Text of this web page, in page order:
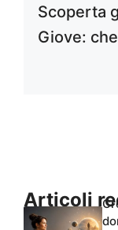
Scoperta
Giove: che
Articoli